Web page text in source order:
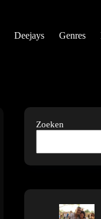
Deejays Genres
Zoeken